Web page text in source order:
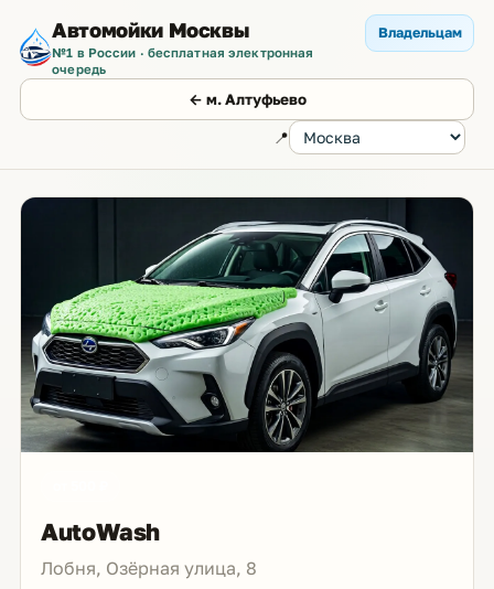
Автомойки Москвы
№1 в России · бесплатная электронная
очередь
← м. Алтуфьево
📍
Владельцам
AutoWash
Лобня, Озёрная улица, 8